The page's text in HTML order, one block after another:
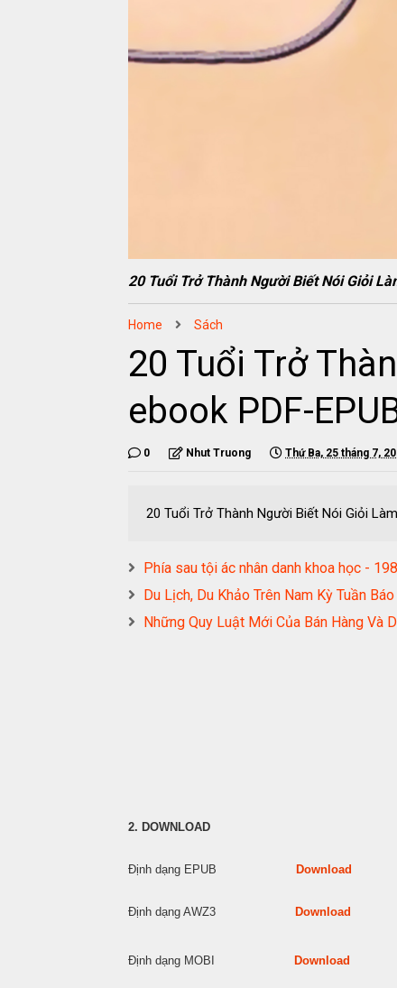
20 Tuổi Trở Thành Người Biết Nói Giỏi
Home Sách
20 Tuổi Trở
ebook PDF-
0 Nhut Truong Thứ Ba, 25 tháng 7,
20 Tuổi Trở Thành Người Biết Nói Giỏi
Phía sau tội ác nhân danh khoa học -
Du Lịch, Du Khảo Trên Nam Kỳ Tuần
Những Quy Luật Mới Của Bán Hàng Và
2. DOWNLOAD
Định dạng EPUB Download
Định dạng AWZ3 Download
Định dạng MOBI Download